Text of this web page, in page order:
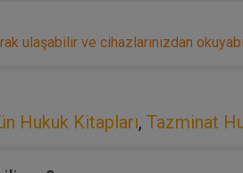
ulaşabilir ve cihazlarınızdan
Hukuk Kitapları, Tazminat